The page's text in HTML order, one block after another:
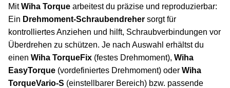
MitWiha Torque arbeitest du präzise und reproduzierbar:
Ein Drehmoment-Schraubendreher sorgt für
kontrolliertes Anziehen und hilft, Schraubverbindungen vor
Überdrehen zu schützen. Je nach Auswahl erhältst du
einen Wiha TorqueFix (festes Drehmoment), Wiha
EasyTorque (vordefiniertes Drehmoment) oder Wiha
TorqueVario-S (einstellbarer Bereich) bzw. passende